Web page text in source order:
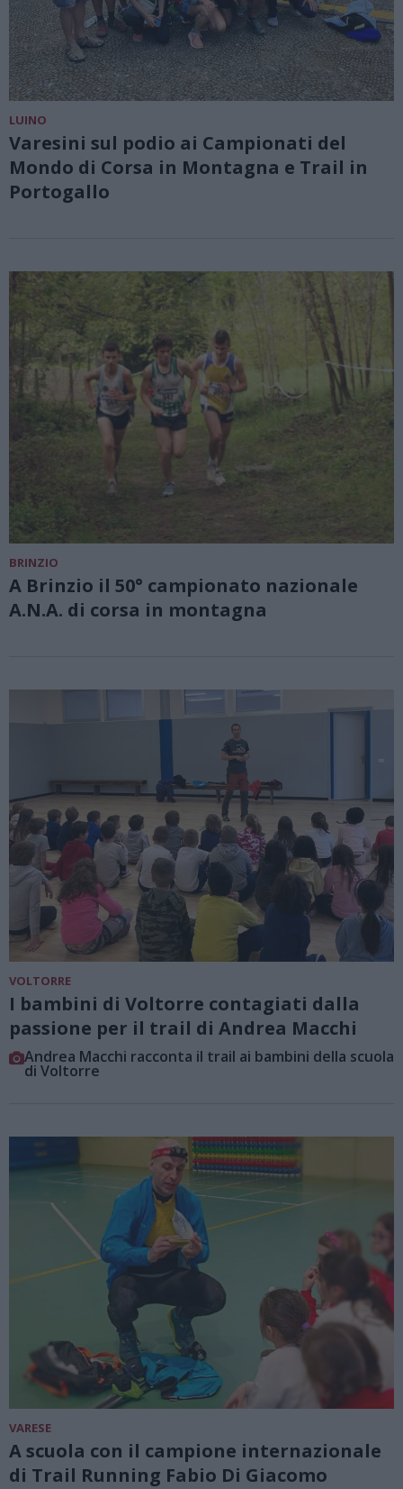
LUINO
Varesini sul podio ai Campionati del
Mondo di Corsa in Montagna e Trail in
Portogallo
BRINZIO
A Brinzio il 50° campionato nazionale
A.N.A. di corsa in montagna
VOLTORRE
I bambini di Voltorre contagiati dalla
passione per il trail di Andrea Macchi
Andrea Macchi racconta il trail ai bambini della scuola
di Voltorre
VARESE
A scuola con il campione internazionale
di Trail Running Fabio Di Giacomo